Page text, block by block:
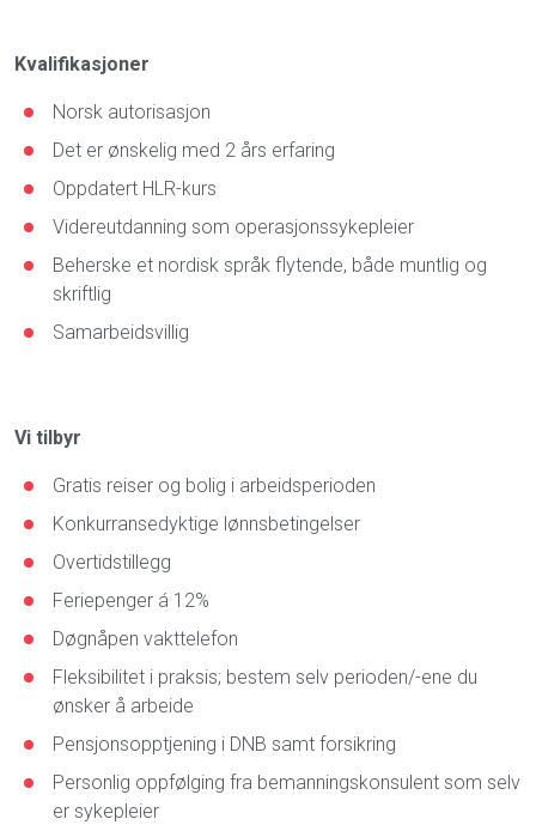
Kvalifikasjoner
Norsk autorisasjon
Det er ønskelig med 2 års erfaring
Oppdatert HLR-kurs
Videreutdanning som operasjonssykepleier
Beherske et nordisk språk flytende, både muntlig og
skriftlig
Samarbeidsvillig
Vi tilbyr
Gratis reiser og bolig i arbeidsperioden
Konkurransedyktige lønnsbetingelser
Overtidstillegg
Feriepenger á 12%
Døgnåpen vakttelefon
Fleksibilitet i praksis; bestem selv perioden/-ene du
ønsker å arbeide
Pensjonsopptjening i DNB samt forsikring
Personlig oppfølging fra bemanningskonsulent som selv
er sykepleier